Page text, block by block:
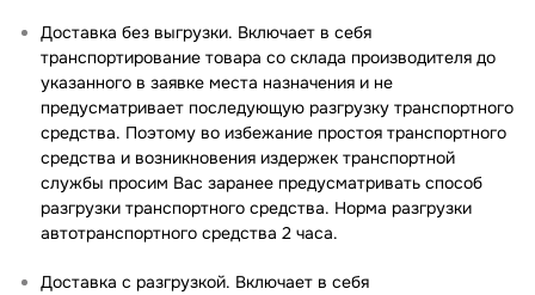
Доставка без выгрузки. Включает в себя
транспортирование товара со склада производителя до
указанного в заявке места назначения и не
предусматривает последующую разгрузку транспортного
средства. Поэтому во избежание простоя транспортного
средства и возникновения издержек транспортной
службы просим Вас заранее предусматривать способ
разгрузки транспортного средства. Норма разгрузки
автотранспортного средства 2 часа.
Доставка с разгрузкой. Включает в себя